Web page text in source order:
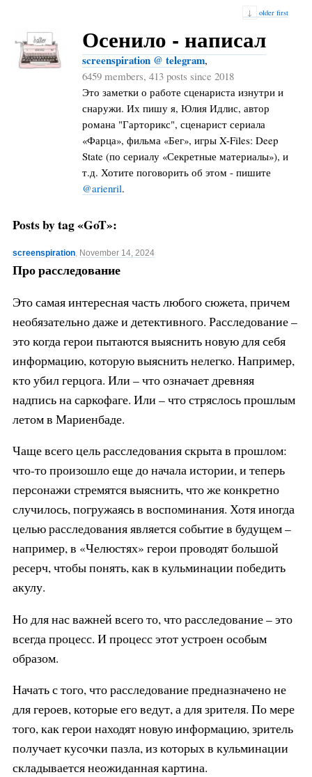
Осенило - написал
screenspiration @ telegram,
6459 members, 413 posts since 2018
Это заметки о работе сценариста изнутри и
снаружи. Их пишу я, Юлия Идлис, автор
романа "Гарторикс", сценарист сериала
«Фарца», фильма «Бег», игры X-Files: Deep
State (по сериалу «Секретные материалы»), и
т.д. Хотите поговорить об этом - пишите
@arienril.
Posts by tag «GoT»:
screenspiration, November 14, 2024
Про расследование
Это самая интересная часть любого сюжета, причем
необязательно даже и детективного. Расследование –
это когда герои пытаются выяснить новую для себя
информацию, которую выяснить нелегко. Например,
кто убил герцога. Или – что означает древняя
надпись на саркофаге. Или – что стряслось прошлым
летом в Мариенбаде.
Чаще всего цель расследования скрыта в прошлом:
что-то произошло еще до начала истории, и теперь
персонажи стремятся выяснить, что же конкретно
случилось, погружаясь в воспоминания. Хотя иногда
целью расследования является событие в будущем –
например, в «Челюстях» герои проводят большой
ресерч, чтобы понять, как в кульминации победить
акулу.
Но для нас важней всего то, что расследование – это
всегда процесс. И процесс этот устроен особым
образом.
Начать с того, что расследование предназначено не
для героев, которые его ведут, а для зрителя. По мере
того, как герои находят новую информацию, зритель
получает кусочки пазла, из которых в кульминации
складывается неожиданная картина.
↓ older first